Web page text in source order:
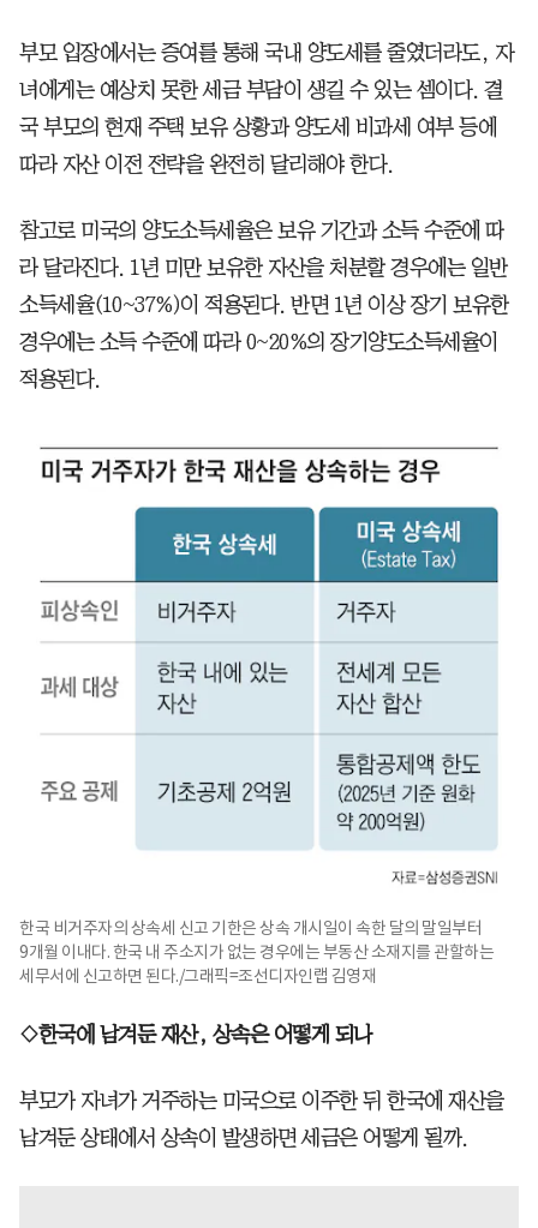
부모 입장에서는 증여를 통해 국내 양도세를 줄였더라도, 자
녀에게는 예상치 못한 세금 부담이 생길 수 있는 셈이다. 결
국 부모의 현재 주택 보유 상황과 양도세 비과세 여부 등에
따라 자산 이전 전략을 완전히 달리해야 한다.
참고로 미국의 양도소득세율은 보유 기간과 소득 수준에 따
라 달라진다. 1년 미만 보유한 자산을 처분할 경우에는 일반
소득세율(10~37%)이 적용된다. 반면 1년 이상 장기 보유한
경우에는 소득 수준에 따라 0~20%의 장기양도소득세율이
적용된다.
한국 비거주자의 상속세 신고 기한은 상속 개시일이 속한 달의 말일부터
9개월 이내다. 한국 내 주소지가 없는 경우에는 부동산 소재지를 관할하는
세무서에 신고하면 된다./그래픽=조선디자인랩 김영재
◇​한국에 남겨둔 재산, 상속은 어떻게 되나
부모가 자녀가 거주하는 미국으로 이주한 뒤 한국에 재산을
남겨둔 상태에서 상속이 발생하면 세금은 어떻게 될까.